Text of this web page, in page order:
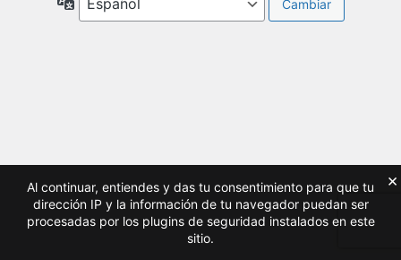
Al continuar, entiendes y das tu consentimiento para que tu
dirección IP y la información de tu navegador puedan ser
procesadas por los plugins de seguridad instalados en este
sitio.
×